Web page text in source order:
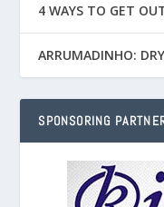
4 WAYS TO GET
ARRUMADINHO:
SPONSORING